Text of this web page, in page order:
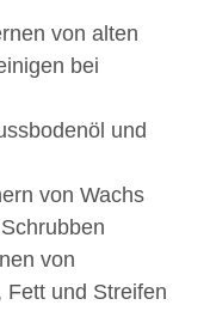
von alten
bei
und
von Wachs
von
Fett und Streifen